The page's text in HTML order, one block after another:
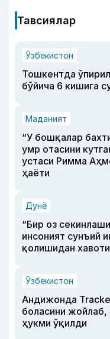
Тавсиялар
Ўзбекистон
Тошкентда
бўйича 6 кишига
Маданият
“У бошқалар
умр отасини
устаси Римма
ҳаёти
Дунё
“Бир оз
инсоният сунъий
қолишидан
Ўзбекистон
Андижонда
боласини жойлаб,
ҳукми ўқилди